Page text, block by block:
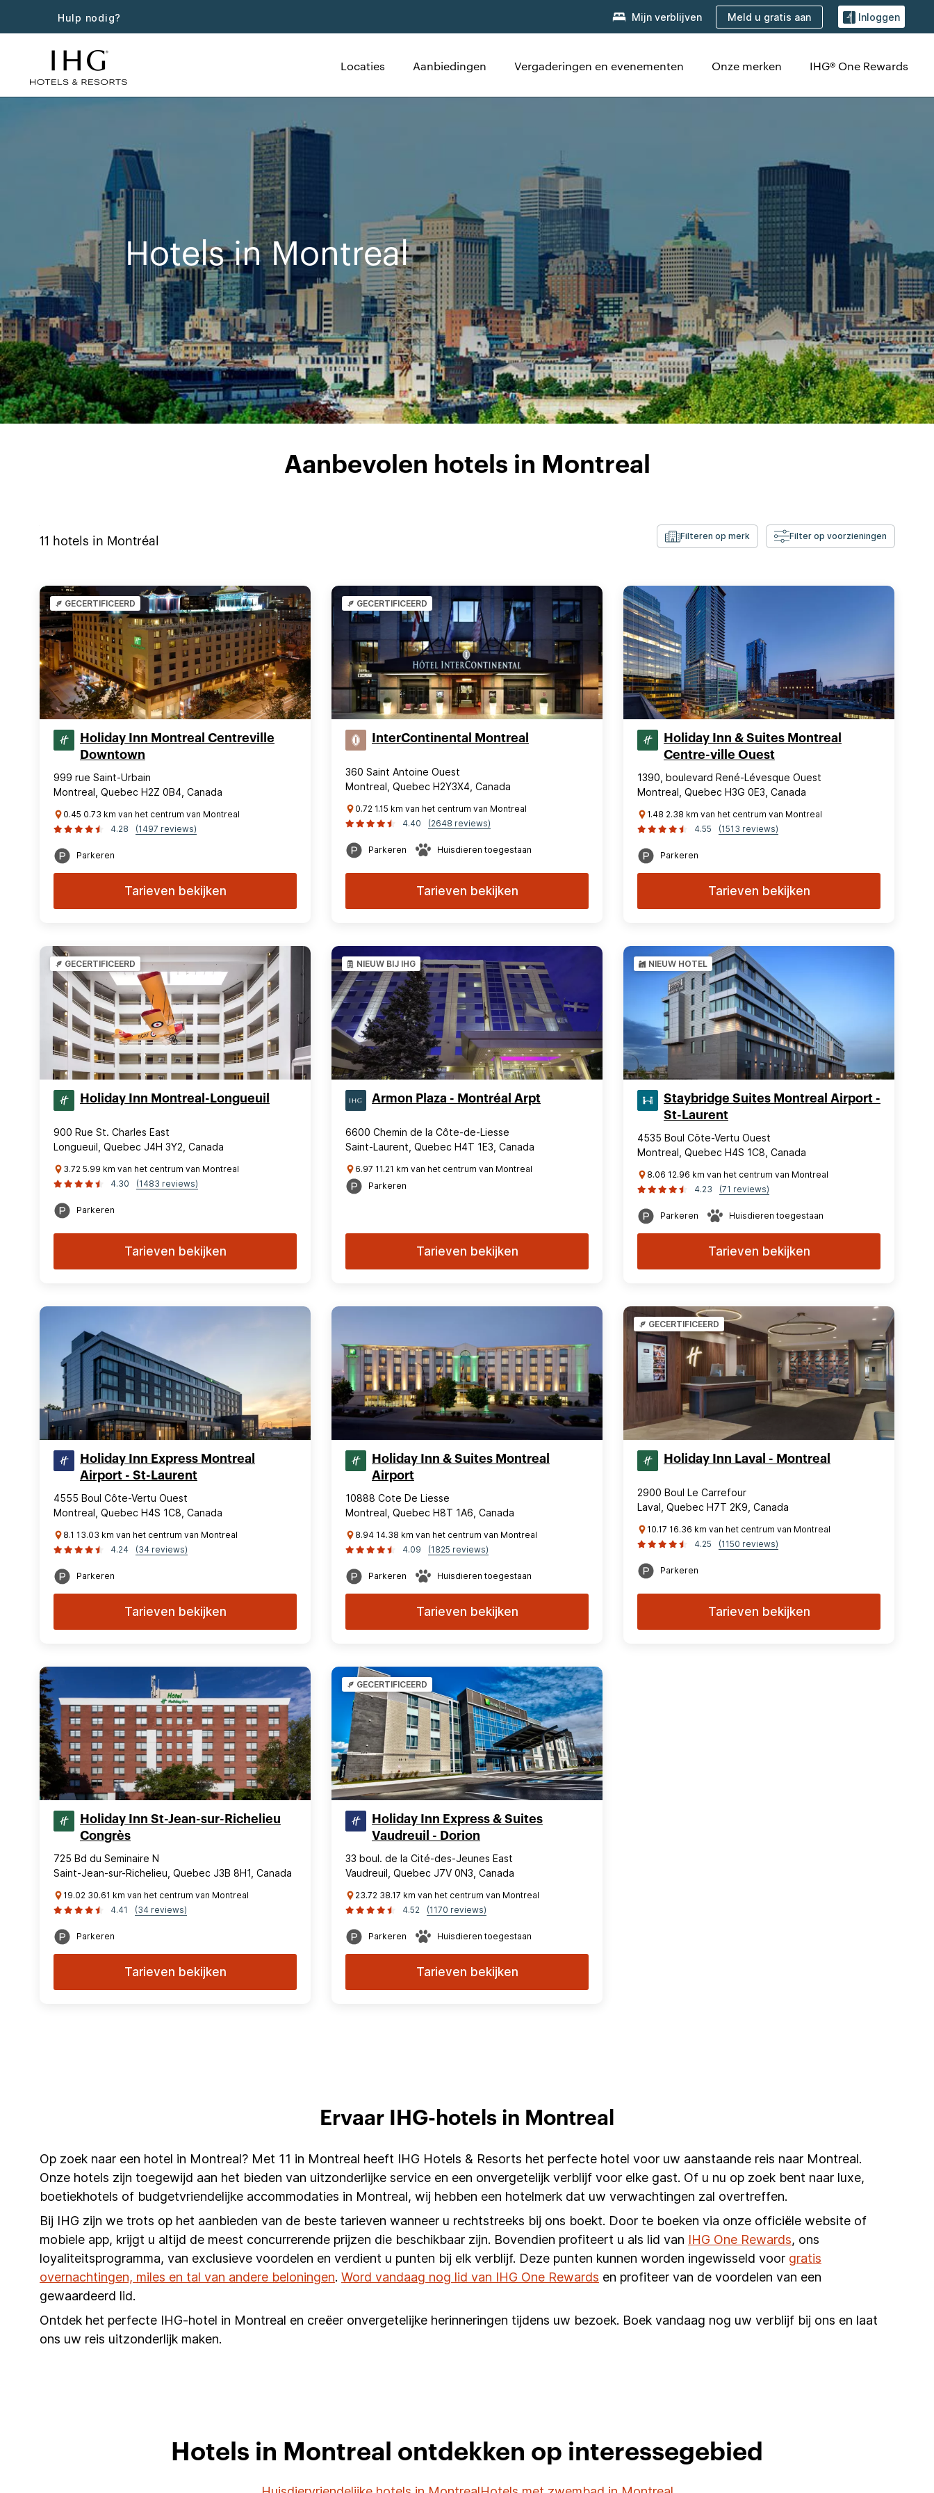
Hulp nodig? Mijn verblijven Meld u gratis aan Inloggen
Locaties Aanbiedingen Vergaderingen en evenementen Onze merken IHG® One Rewards
Hotels in Montreal
Aanbevolen hotels in Montreal
11 hotels in Montréal Filteren op merk Filter op voorzieningen
GECERTIFICEERD
Holiday Inn Montreal Centreville
Downtown
999 rue Saint-Urbain
Montreal, Quebec H2Z 0B4, Canada
0.45 0.73 km van het centrum van Montreal
4.28
(1497 reviews)
Parkeren
Tarieven bekijken
GECERTIFICEERD
InterContinental Montreal
360 Saint Antoine Ouest
Montreal, Quebec H2Y3X4, Canada
0.72 1.15 km van het centrum van Montreal
4.40
(2648 reviews)
Parkeren Huisdieren toegestaan
Tarieven bekijken
Holiday Inn & Suites Montreal
Centre-ville Ouest
1390, boulevard René-Lévesque Ouest
Montreal, Quebec H3G 0E3, Canada
1.48 2.38 km van het centrum van Montreal
4.55
(1513 reviews)
Parkeren
Tarieven bekijken
GECERTIFICEERD
Holiday Inn Montreal-Longueuil
900 Rue St. Charles East
Longueuil, Quebec J4H 3Y2, Canada
3.72 5.99 km van het centrum van Montreal
4.30
(1483 reviews)
Parkeren
Tarieven bekijken
NIEUW BIJ IHG
Armon Plaza - Montréal Arpt
6600 Chemin de la Côte-de-Liesse
Saint-Laurent, Quebec H4T 1E3, Canada
6.97 11.21 km van het centrum van Montreal
Parkeren
Tarieven bekijken
NIEUW HOTEL
Staybridge Suites Montreal Airport -
St-Laurent
4535 Boul Côte-Vertu Ouest
Montreal, Quebec H4S 1C8, Canada
8.06 12.96 km van het centrum van Montreal
4.23
(71 reviews)
Parkeren Huisdieren toegestaan
Tarieven bekijken
Holiday Inn Express Montreal
Airport - St-Laurent
4555 Boul Côte-Vertu Ouest
Montreal, Quebec H4S 1C8, Canada
8.1 13.03 km van het centrum van Montreal
4.24
(34 reviews)
Parkeren
Tarieven bekijken
Holiday Inn & Suites Montreal
Airport
10888 Cote De Liesse
Montreal, Quebec H8T 1A6, Canada
8.94 14.38 km van het centrum van Montreal
4.09
(1825 reviews)
Parkeren Huisdieren toegestaan
Tarieven bekijken
GECERTIFICEERD
Holiday Inn Laval - Montreal
2900 Boul Le Carrefour
Laval, Quebec H7T 2K9, Canada
10.17 16.36 km van het centrum van Montreal
4.25
(1150 reviews)
Parkeren
Tarieven bekijken
Holiday Inn St-Jean-sur-Richelieu
Congrès
725 Bd du Seminaire N
Saint-Jean-sur-Richelieu, Quebec J3B 8H1, Canada
19.02 30.61 km van het centrum van Montreal
4.41
(34 reviews)
Parkeren
Tarieven bekijken
GECERTIFICEERD
Holiday Inn Express & Suites
Vaudreuil - Dorion
33 boul. de la Cité-des-Jeunes East
Vaudreuil, Quebec J7V 0N3, Canada
23.72 38.17 km van het centrum van Montreal
4.52
(1170 reviews)
Parkeren Huisdieren toegestaan
Tarieven bekijken
Ervaar IHG-hotels in Montreal
Op zoek naar een hotel in Montreal? Met 11 in Montreal heeft IHG Hotels & Resorts het perfecte hotel voor uw aanstaande reis naar Montreal.
Onze hotels zijn toegewijd aan het bieden van uitzonderlijke service en een onvergetelijk verblijf voor elke gast. Of u nu op zoek bent naar luxe,
boetiekhotels of budgetvriendelijke accommodaties in Montreal, wij hebben een hotelmerk dat uw verwachtingen zal overtreffen.
Bij IHG zijn we trots op het aanbieden van de beste tarieven wanneer u rechtstreeks bij ons boekt. Door te boeken via onze officiële website of
mobiele app, krijgt u altijd de meest concurrerende prijzen die beschikbaar zijn. Bovendien profiteert u als lid van IHG One Rewards, ons
loyaliteitsprogramma, van exclusieve voordelen en verdient u punten bij elk verblijf. Deze punten kunnen worden ingewisseld voor gratis
overnachtingen, miles en tal van andere beloningen. Word vandaag nog lid van IHG One Rewards en profiteer van de voordelen van een
gewaardeerd lid.
Ontdek het perfecte IHG-hotel in Montreal en creëer onvergetelijke herinneringen tijdens uw bezoek. Boek vandaag nog uw verblijf bij ons en laat
ons uw reis uitzonderlijk maken.
Hotels in Montreal ontdekken op interessegebied